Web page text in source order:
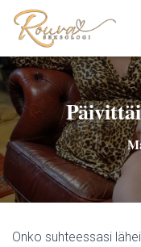
Onko suhteessasi